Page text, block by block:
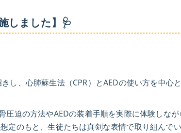
しました】🩺
し、心肺蘇生法（CPR）とAEDの使い方を中心
迫の方法やAEDの装着手順を実際に体験しなが
のもと、生徒たちは真剣な表情で取り組んでい